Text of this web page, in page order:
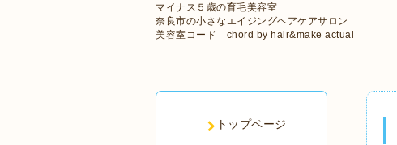
マイナス５歳の育毛美容室
奈良市の小さなエイジングヘアケアサロン
美容室コード chord by hair&make actual
トップページ